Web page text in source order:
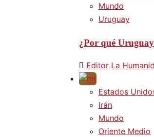
Mundo
Uruguay
¿Por qué
Editor La
Estados
Irán
Mundo
Oriente Medio